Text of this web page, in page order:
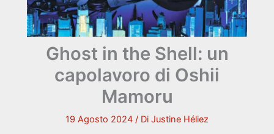
Ghost in the Shell: un
capolavoro di Oshii
Mamoru
19 Agosto 2024 / Di Justine Héliez